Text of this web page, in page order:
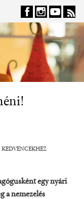
KEDVENCEKHEZ
egy nyári
a nemezelés